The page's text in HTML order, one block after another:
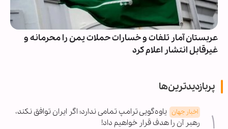
عربستان آمار تلفات و خسارات حملات یمن را محرمانه و
غیرقابل انتشار اعلام کرد
پربازدیدترین‌ها
اخبار جهان یاوه‌گویی ترامپ تمامی ندارد؛ اگر ایران توافق نکند،
رهبر آن را هدف قرار خواهیم داد!